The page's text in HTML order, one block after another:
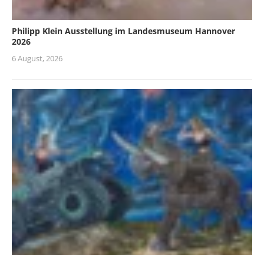
Philipp Klein Ausstellung im Landesmuseum Hannover
2026
6 August, 2026